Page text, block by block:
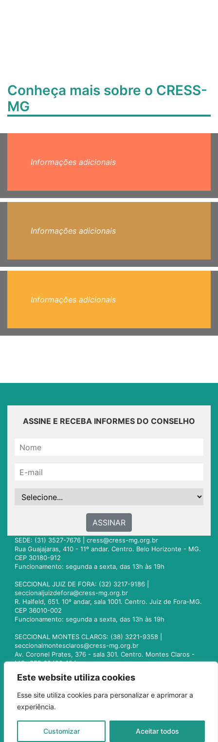
Este website utiliza cookies
Esse site utiliza cookies para personalizar e aprimorar a
experiência.
Customizar Aceitar todos
Conheça mais sobre o CRESS-
MG
Informações adicionais
Informações adicionais
Informações adicionais
ASSINE E RECEBA INFORMES DO CONSELHO
ASSINAR
SEDE: (31) 3527-7676 | cress@cress-mg.org.br
Rua Guajajaras, 410 - 11º andar. Centro. Belo Horizonte - MG.
CEP 30180-912
Funcionamento: segunda a sexta, das 13h às 19h
SECCIONAL JUIZ DE FORA: (32) 3217-9186 |
seccionaljuizdefora@cress-mg.org.br
R. Halfeld, 651. 10º andar, sala 1001. Centro. Juiz de Fora-MG.
CEP 36010-002
Funcionamento: segunda a sexta, das 13h às 19h
SECCIONAL MONTES CLAROS: (38) 3221-9358 |
seccionalmontesclaros@cress-mg.org.br
Av. Coronel Prates, 376 - sala 301. Centro. Montes Claros -
MG. CEP 39400-104
seccionaluberlandia@cress-mg.org.br
Av. Afonso Pena, 547 - sala 101. Uberlândia - MG. CEP